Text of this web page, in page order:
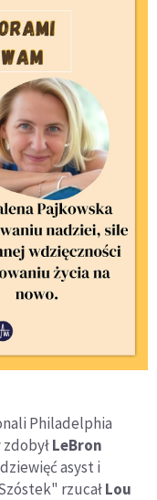
Philadelphia
LeBron
asyst i
rzucałLou